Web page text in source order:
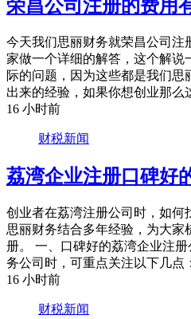
荣昌公司注册的费用
今天我们思丽财务就荣昌公司注
家做一个详细的解答，这个解说
际的问题，因为这些都是我们
出来的经验，如果你想创业那么
16 小时前
财税新闻
荔湾企业注册口碑好
创业者在荔湾注册公司时，如何
思丽财务结合多年经验，为大家
册。 一、口碑好的荔湾企业注
务公司时，可重点关注以下几点
16 小时前
财税新闻